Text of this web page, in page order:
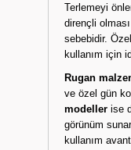
Terlemeyi
dirençli
sebebidir.
kullanım için
Rugan
ve özel gün
modellerise
görünüm
kullanım